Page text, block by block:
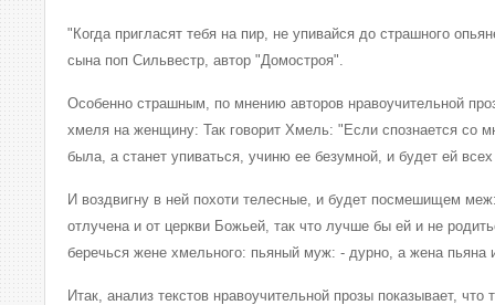
"Когда пригласят тебя на пир, не упивайся до страшного
сына поп Сильвестр, автор "Домостроя".
Особенно страшным, по мнению авторов нравоучительной
хмеля на женщину: Так говорит Хмель: "Если спознается со
была, а станет упиваться, учиню ее безумной, и будет ей
И воздвигну в ней похоти телесные, и будет посмешищем
отлучена и от церкви Божьей, так что лучше бы ей и не
беречься жене хмельного: пьяный муж: - дурно, а жена пьяна
Итак, анализ текстов нравоучительной прозы показывает, что